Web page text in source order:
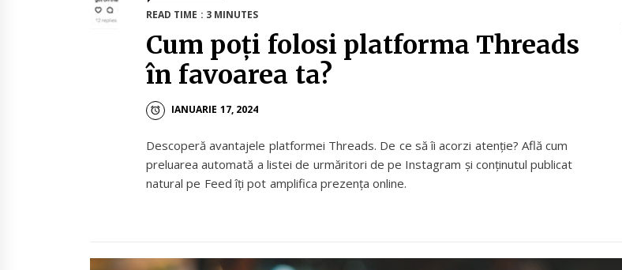
READ TIME : 3 MINUTES
Cum poți folosi platforma Threads
în favoarea ta?
IANUARIE 17, 2024
Descoperă avantajele platformei Threads. De ce să îi acorzi atenție? Află cum
preluarea automată a listei de urmăritori de pe Instagram și conținutul publicat
natural pe Feed îți pot amplifica prezența online.